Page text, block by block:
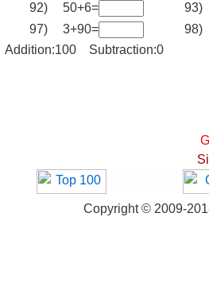
92) 50+6=
93)
97) 3+90=
98)
Addition:100 Subtraction:0
Copyright © 2009-